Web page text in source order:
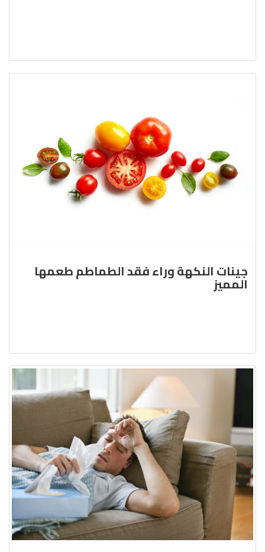
جينات النكهة وراء فقد الطماطم طعمها
المميز